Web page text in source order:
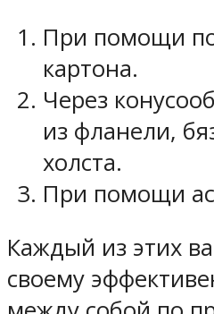
При помощи
картона.
Через
из фланели,
холста.
При помощи
Каждый из этих
своему